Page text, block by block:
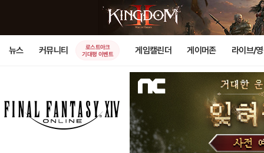
뉴스 커뮤니티
로스트아크
기대평 이벤트
게임캘린더 게이머존 라이브/